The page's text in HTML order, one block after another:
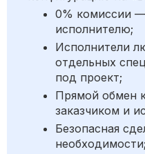
0% комиссии
исполнителю;
Исполнители
отдельных
под проект;
Прямой обмен
заказчиком и
Безопасная
необходимости;